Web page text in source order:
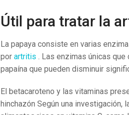
Útil para tratar la
La papaya consiste en varias
por artritis . Las enzimas únicas
papaína que pueden disminuir
El betacaroteno y las vitaminas
hinchazón Según una investigación,